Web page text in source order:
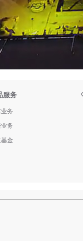
服务
务
务
金